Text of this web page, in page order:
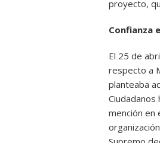
proyecto,
Confianza
El 25 de
respecto a
planteaba
mención en